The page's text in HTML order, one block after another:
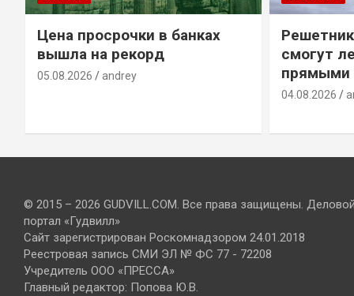
Цена просрочки в банках
вышла на рекорд
05.08.2026 andrey
смогут
прямыми
04.08.2026
© 2015 – 2026 GUDVILL.COM. Все права защищены.
портал «Гудвилл»
Сайт зарегистрирован Роскомнадзором 24.01.2018
Реестровая запись СМИ ЭЛ № ФС 77 - 72208
Учредитель ООО «ПРЕССА»
Главный редактор: Попова Ю.В.